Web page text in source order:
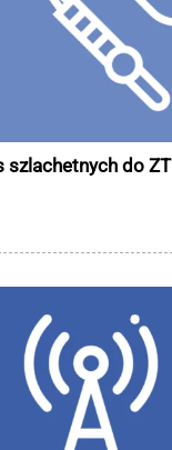
szlachetnych do ZT